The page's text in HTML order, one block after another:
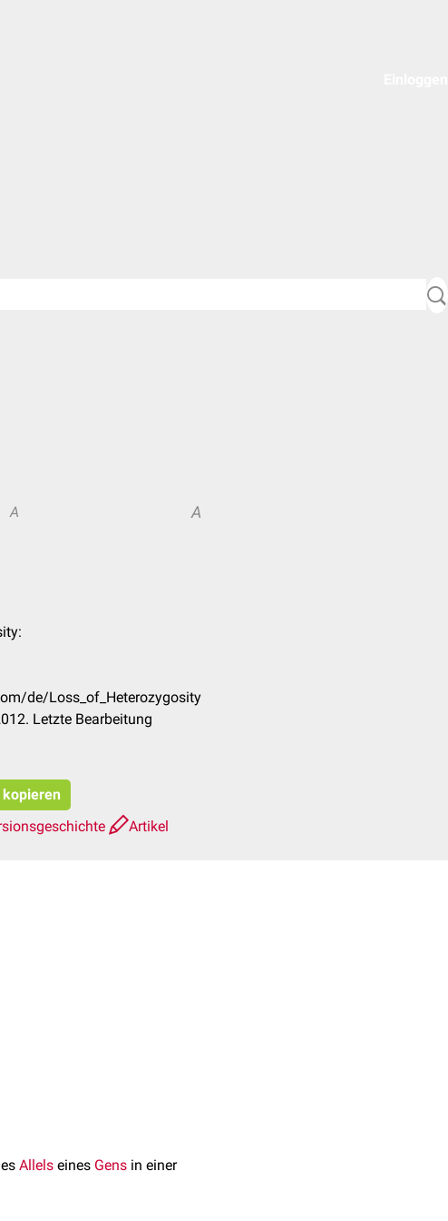
A A
de/Loss_of_Heterozygosity
Letzte Bearbeitung
Artikel
Allels eines Gens in einer